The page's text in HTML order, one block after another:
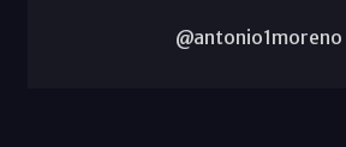
@antonio1moreno